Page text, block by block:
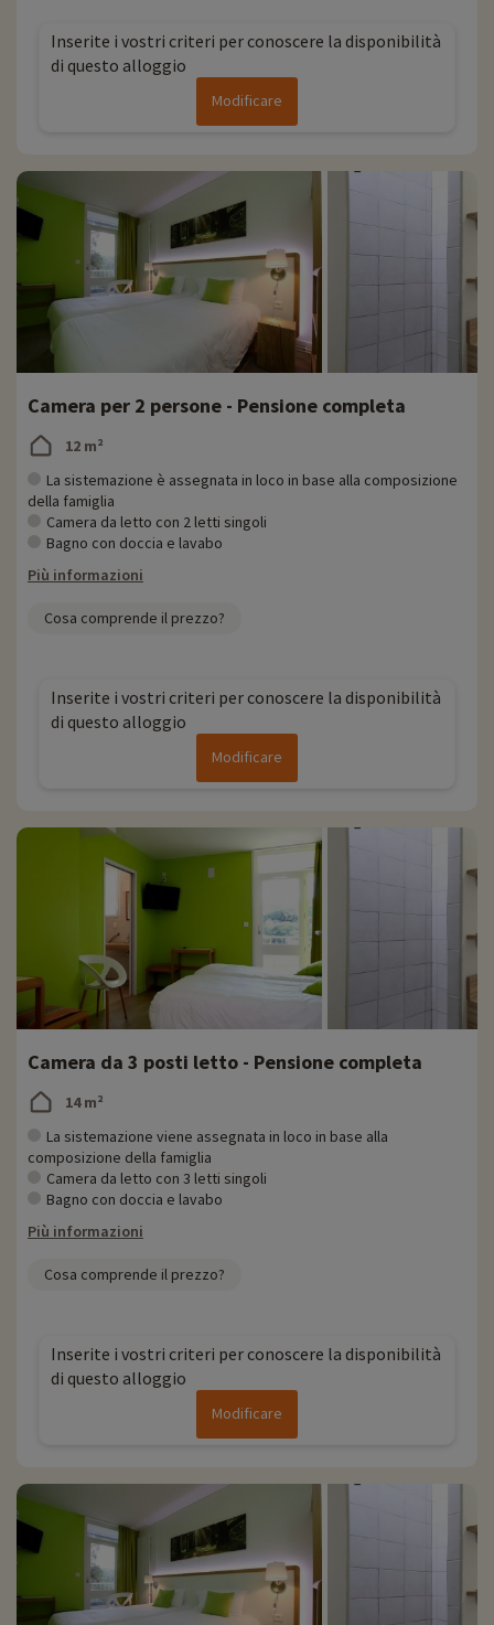
Inserite i vostri criteri per conoscere la disponibilità
di questo alloggio
Modificare
Camera per 2 persone - Pensione completa
12 m²
La sistemazione è assegnata in loco in base alla composizione
della famiglia
Camera da letto con 2 letti singoli
Bagno con doccia e lavabo
Più informazioni
Cosa comprende il prezzo?
Inserite i vostri criteri per conoscere la disponibilità
di questo alloggio
Modificare
Camera da 3 posti letto - Pensione completa
14 m²
La sistemazione viene assegnata in loco in base alla
composizione della famiglia
Camera da letto con 3 letti singoli
Bagno con doccia e lavabo
Più informazioni
Cosa comprende il prezzo?
Inserite i vostri criteri per conoscere la disponibilità
di questo alloggio
Modificare